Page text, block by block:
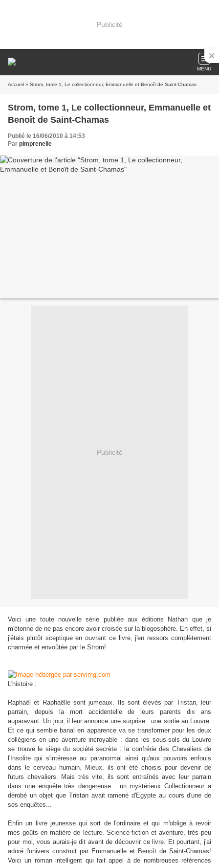
Publicité
MENU
Accueil » Strom, tome 1, Le collectionneur, Emmanuelle et Benoît de Saint-Chamas
Strom, tome 1, Le collectionneur, Emmanuelle et
Benoît de Saint-Chamas
Publié le 16/06/2010 à 14:53
Par pimprenelle
Publicité
Voici une toute nouvelle série publiée aux éditions Nathan que je
m'étonne de ne pas encore avoir croisée sur la blogosphère. En effet, si
j'étais plutôt sceptique en ouvrant ce livre, j'en ressors complètement
charmée et envoûtée par le Strom!
L'histoire :
Raphaël et Raphaëlle sont jumeaux. Ils sont élevés par Tristan, leur
parrain, depuis la mort accidentelle de leurs parents dix ans
auparavant. Un jour, il leur annonce une surprise : une sortie au Louvre.
Et ce qui semble banal en apparence va se transformer pour les deux
collègiens en une aventure incroyable : dans les sous-sols du Louvre
se trouve le siège du société secrète : la confrérie des Chevaliers de
l'Insolite qui s'intéresse au paranormal ainsi qu'aux pouvoirs enfouis
dans le cerveau humain. Mieux, ils ont été choisis pour devenir de
futurs chevaliers. Mais très vite, ils sont entraînés avec leur parrain
dans une enquête très dangereuse : un mystérieux Collectionneur a
dérobé un objet que Tristan avait ramené d'Egypte au cours d'une de
ses enquêtes...
Enfin un livre jeunesse qui sort de l'ordinaire et qui m'oblige à revoir
mes goûts en matière de lecture. Science-fiction et aventure, très peu
pour moi, vous aurais-je dit avant de découvrir ce livre. Et pourtant, j'ai
adoré l'univers construit par Emmanuelle et Benoît de Saint-Chamas!
Voici un roman intelligent qui fait appel à de nombreuses références